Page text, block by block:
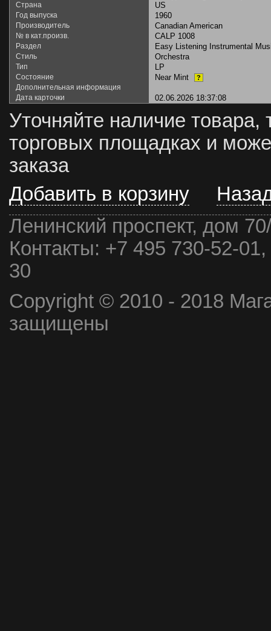
Страна US
Год выпуска 1960
Производитель Canadian American
№ в кат.произв. CALP 1008
Раздел Easy Listening Instrumental
Стиль Orchestra
Тип LP
Состояние Near Mint ?
Дополнительная информация
Дата карточки
02.06.2026 18:37:08
Уточняйте наличие товара,
торговых площадках и
заказа
Добавить в корзину
Ленинский проспект, дом
Контакты: +7 495 730-52-
30
Copyright © 2010 - 2018
защищены